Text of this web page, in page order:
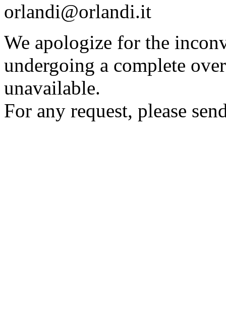
orlandi@orlandi.it
We apologize for the
undergoing a complete
unavailable.
For any request, please